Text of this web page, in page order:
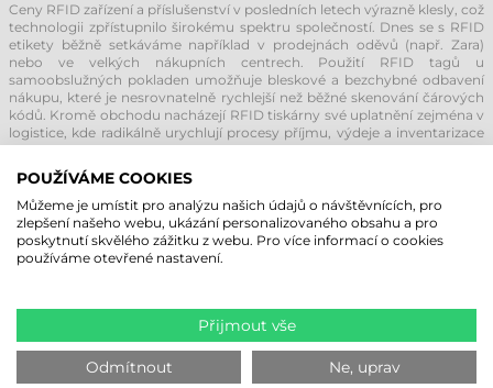
Ceny RFID zařízení a příslušenství v posledních letech výrazně klesly, což
technologii zpřístupnilo širokému spektru společností. Dnes se s RFID
etikety běžně setkáváme například v prodejnách oděvů (např. Zara)
nebo ve velkých nákupních centrech. Použití RFID tagů u
samoobslužných pokladen umožňuje bleskové a bezchybné odbavení
nákupu, které je nesrovnatelně rychlejší než běžné skenování čárových
kódů. Kromě obchodu nacházejí RFID tiskárny své uplatnění zejména v
logistice, kde radikálně urychlují procesy příjmu, výdeje a inventarizace
zboží.
PODLE JAKÝCH KRITÉRIÍ VYBRAT
SPRÁVNOU RFID TISKÁRNU?
Na základě našich více než 20letých zkušeností detailně známe trh a
profesionálním RFID systému není prostor pro chyby. V naší nabídce
proto naleznete pouze RFID tiskárny, snímače a spotřební materiál od
renomovaných evropských a amerických výrobců s dlouholetou
historií. To vám zaručuje nejen špičkovou kvalitu a stabilitu výroby, ale
také dostupné servisní zázemí a odbornou produktovou podporu.
POUŽÍVÁME COOKIES
Můžeme je umístit pro analýzu našich údajů o návštěvnících, pro
zlepšení našeho webu, ukázání personalizovaného obsahu a pro
poskytnutí skvělého zážitku z webu. Pro více informací o cookies
používáme otevřené nastavení.
Přijmout vše
Odmítnout Ne, uprav